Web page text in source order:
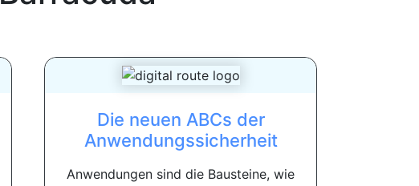
Die neuen ABCs der
Anwendungssicherheit
Anwendungen sind die Bausteine, wie